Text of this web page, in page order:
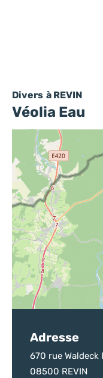
Divers à REVIN
Véolia Eau
Adresse
670 rue Waldeck
08500 REVIN